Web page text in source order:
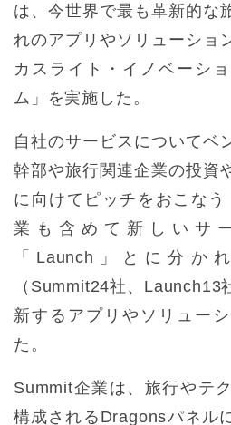
は、今世界で最も革新的な
れのアプリやソリューショ
カスライト・イノベーシ
ム」を実施した。
自社のサービスについてベ
幹部や旅行関連企業の投資
に向けてピッチをおこな
業も含めて新しいサ
「Launch」とに分か
（Summit24社、Launch13
新するアプリやソリュー
た。
Summit企業は、旅行やテ
構成されるDragonsパネル